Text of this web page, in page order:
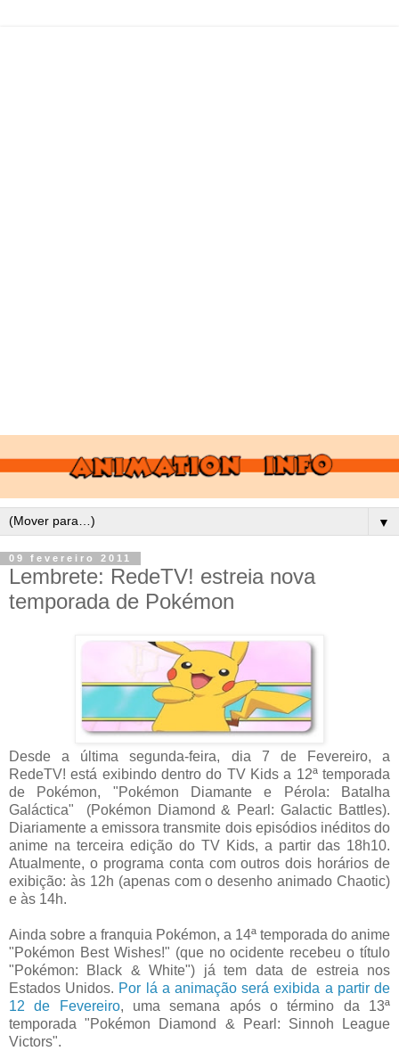
▼
09 fevereiro 2011
Lembrete: RedeTV! estreia nova
temporada de Pokémon
Desde a última segunda-feira, dia 7 de Fevereiro, a
RedeTV! está exibindo dentro do TV Kids a 12ª temporada
de Pokémon, "Pokémon Diamante e Pérola: Batalha
Galáctica" (Pokémon Diamond & Pearl: Galactic Battles).
Diariamente a emissora transmite dois episódios inéditos do
anime na terceira edição do TV Kids, a partir das 18h10.
Atualmente, o programa conta com outros dois horários de
exibição: às 12h (apenas com o desenho animado Chaotic)
e às 14h.
Ainda sobre a franquia Pokémon, a 14ª temporada do anime
"Pokémon Best Wishes!" (que no ocidente recebeu o título
"Pokémon: Black & White") já tem data de estreia nos
Estados Unidos. Por lá a animação será exibida a partir de
12 de Fevereiro, uma semana após o término da 13ª
temporada "Pokémon Diamond & Pearl: Sinnoh League
Victors".